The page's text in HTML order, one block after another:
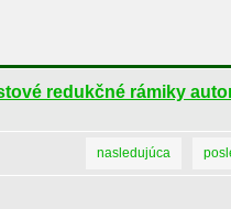
redukčné rámiky
nasledujúca